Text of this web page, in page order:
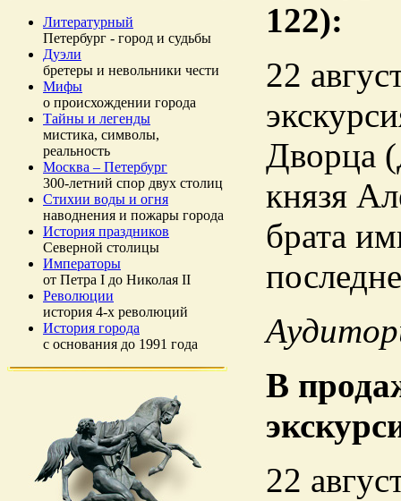
Литературный
Петербург - город и судьбы
Дуэли
бретеры и невольники чести
Мифы
о происхождении города
Тайны и легенды
мистика, символы,
реальность
Москва – Петербург
300-летний спор двух столиц
Стихии воды и огня
наводнения и пожары города
История праздников
Северной столицы
Императоры
от Петра I до Николая II
Революции
история 4-х революций
История города
с основания до 1991 года
122):
22
Дворца
князя
брата
В
22